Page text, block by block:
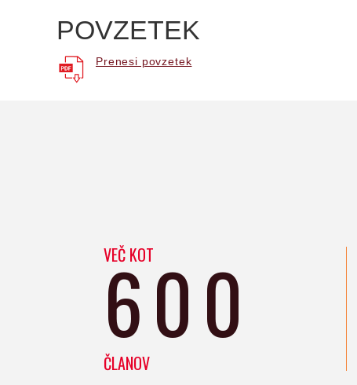
POVZETEK
Prenesi povzetek
VEČ KOT
600
ČLANOV